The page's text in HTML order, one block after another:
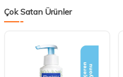
Çok Satan Ürünler